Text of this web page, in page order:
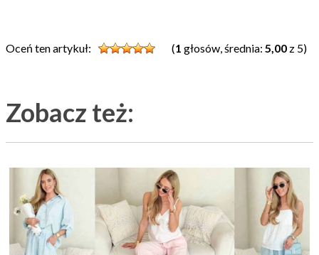
Oceń ten artykuł: (1 głosów, średnia: 5,00 z 5)
Zobacz też: